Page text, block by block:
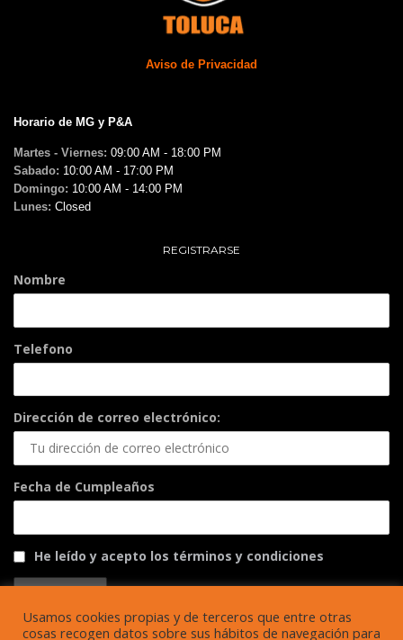
Aviso de Privacidad
Horario de MG y P&A
Martes - Viernes: 09:00 AM - 18:00 PM
Sabado: 10:00 AM - 17:00 PM
Domingo: 10:00 AM - 14:00 PM
Lunes: Closed
REGISTRARSE
Nombre
Telefono
Dirección de correo electrónico:
Fecha de Cumpleaños
He leído y acepto los términos y condiciones
Usamos cookies propias y de terceros que entre otras
cosas recogen datos sobre sus hábitos de navegación para